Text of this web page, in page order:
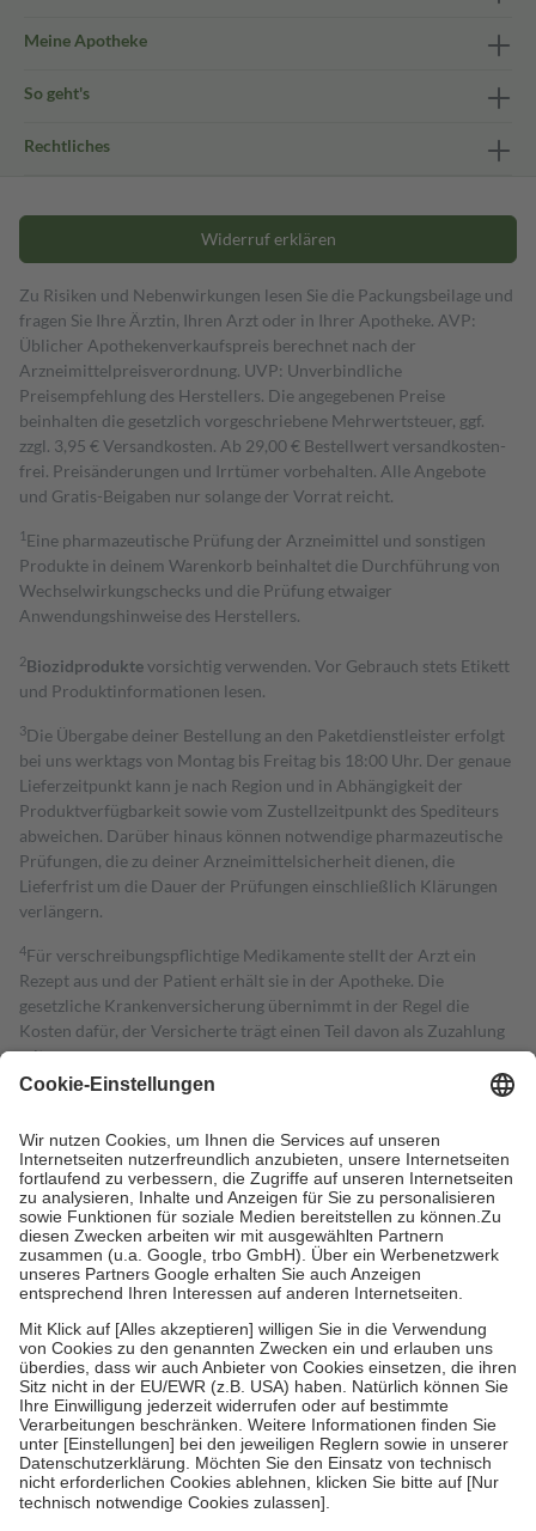
Meine Apotheke
So geht's
Rechtliches
Widerruf erklären
Zu Risiken und Nebenwirkungen lesen Sie die Packungsbeilage und
fragen Sie Ihre Ärztin, Ihren Arzt oder in Ihrer Apotheke. AVP:
Üblicher Apothekenverkaufspreis berechnet nach der
Arzneimittelpreisverordnung. UVP: Unverbindliche
Preisempfehlung des Herstellers. Die angegebenen Preise
beinhalten die gesetzlich vorgeschriebene Mehrwertsteuer, ggf.
zzgl. 3,95 € Versandkosten. Ab 29,00 € Bestell­wert versand­kosten­
frei. Preisänderungen und Irrtümer vorbehalten. Alle Angebote
und Gratis-Beigaben nur solange der Vorrat reicht.
1 Eine pharmazeutische Prüfung der Arzneimittel und sonstigen
Produkte in deinem Warenkorb beinhaltet die Durchführung von
Wechselwirkungschecks und die Prüfung etwaiger
Anwendungshinweise des Herstellers.
2Biozidproduktevorsichtig verwenden. Vor Gebrauch stets Etikett
und Produktinformationen lesen.
3Die Übergabe deiner Bestellung an den Paketdienstleister erfolgt
bei uns werktags von Montag bis Freitag bis 18:00 Uhr. Der genaue
Lieferzeitpunkt kann je nach Region und in Abhängigkeit der
Produktverfügbarkeit sowie vom Zustellzeitpunkt des Spediteurs
abweichen. Darüber hinaus können notwendige pharmazeutische
Prüfungen, die zu deiner Arzneimittelsicherheit dienen, die
Lieferfrist um die Dauer der Prüfungen einschließlich Klärungen
verlängern.
4Für verschreibungspflichtige Medikamente stellt der Arzt ein
Rezept aus und der Patient erhält sie in der Apotheke. Die
gesetzliche Krankenversicherung übernimmt in der Regel die
Kosten dafür, der Versicherte trägt einen Teil davon als Zuzahlung
mit.
Grundsätzlich leisten Mitglieder Zuzahlungen in Höhe von zehn
höchstens zehn Euro.
Es sind jedoch nie mehr als die tatsächlichen
Kosten der Leistung zu entrichten.
Diese Regeln gelten grundsätzlich auch für Online-Apotheken.
Bei Heilmitteln und häuslicher Krankenpflege beträgt die
Zuzahlung zehn Prozent der Kosten sowie zehn Euro je
Verordnung.
Um das Engagement der Versicherten für ihre eigene Gesundheit zu
stärken und die besondere Stellung der Familie zu unterstützen,
fallenkeine Zuzahlungenan bei:
• Kindern und Jugendlichen bis zum vollendeten 18. Lebensjahr
mit Ausnahme der Fahrkosten
• Untersuchungen zur Vorsorge und Früherkennung, die von der
GKV getragen werden
• empfohlenen Schutzimpfungen
• Harn- und Blutteststreifen